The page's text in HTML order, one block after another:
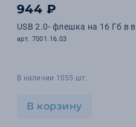
944 ₽
USB 2.0- флешка на 16 Гб в
арт. 7001.16.03
В наличии 1055 шт.
В корзину